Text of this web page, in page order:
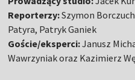
Reporterzy:Szymon
Patyra, Patryk Ganiek
Goście/eksperci:Janusz
Wawrzyniak oraz Kazimierz